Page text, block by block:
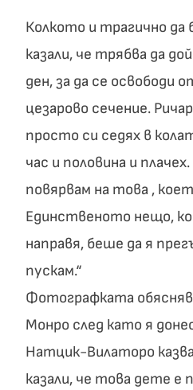
Колкото и трагично да
казали, че трябва да
ден, за да се освободи
цезарово сечение.
просто си седях в
час и половина и
повярвам на това ,
Единственото нещо,
направя, беше да я
пускам.“
Фотографката
Монро след като я
Натцик-Вилаторо
казали, че това дете е